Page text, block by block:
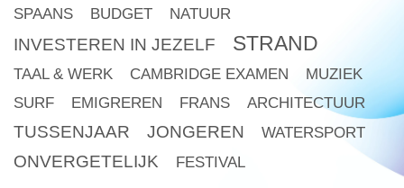
SPAANS
BUDGET NATUUR
INVESTEREN IN JEZELF STRAND
TAAL & WERK CAMBRIDGE EXAMEN
MUZIEK
SURF
EMIGREREN FRANS ARCHITECTUUR
TUSSENJAAR JONGEREN WATERSPORT
ONVERGETELIJK FESTIVAL